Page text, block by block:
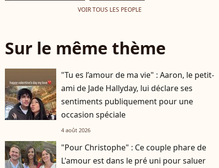
VOIR TOUS LES PEOPLE
Sur le même thème
"Tu es l’amour de ma vie" : Aaron, le petit-
ami de Jade Hallyday, lui déclare ses
sentiments publiquement pour une
occasion spéciale
4 août 2026
"Pour Christophe" : Ce couple phare de
L'amour est dans le pré uni pour saluer